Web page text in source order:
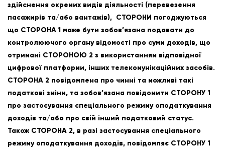
здійснення окремих видів діяльності (перевезення
пасажирів та/або вантажів), СТОРОНИ погоджуються
що СТОРОНА 1 може бути зобов’язана подавати до
контролюючого органу відомості про суми доходів, що
отримані СТОРОНОЮ 2 з використанням відповідної
цифрової платформи, інших телекомунікаційних засобів.
СТОРОНА 2 повідомлена про чинні та можливі такі
податкові зміни, та зобов’язана повідомити СТОРОНУ 1
про застосування спеціального режиму оподаткування
доходів та/або про свій інший податковий статус.
Також СТОРОНА 2, в разі застосування спеціального
режиму оподаткування доходів, повідомляє СТОРОНУ 1